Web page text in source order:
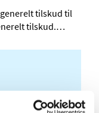
tilskud til
tilskud.…